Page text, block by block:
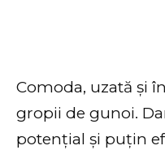
Comoda, uzată și
gropii de gunoi.
potențial și puțin